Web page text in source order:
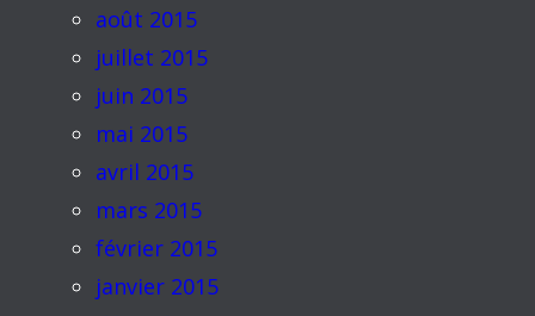
août 2015
juillet 2015
juin 2015
mai 2015
avril 2015
mars 2015
février 2015
janvier 2015